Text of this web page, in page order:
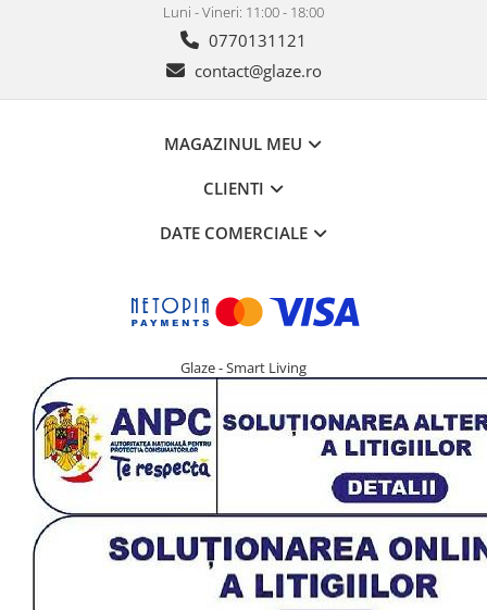
Luni - Vineri: 11:00 - 18:00
0770131121
contact@glaze.ro
MAGAZINUL MEU
CLIENTI
DATE COMERCIALE
Glaze - Smart Living